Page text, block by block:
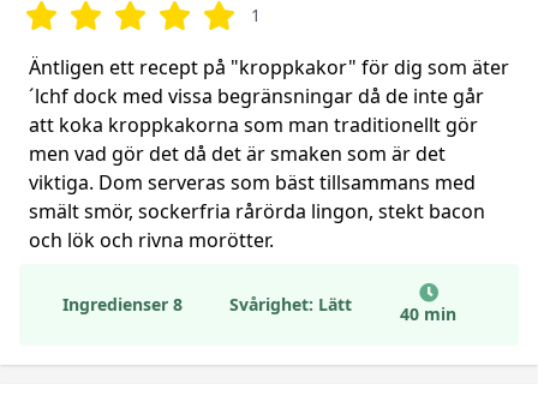
1
Äntligen ett recept på "kroppkakor" för dig som äter
´lchf dock med vissa begränsningar då de inte går
att koka kroppkakorna som man traditionellt gör
men vad gör det då det är smaken som är det
viktiga. Dom serveras som bäst tillsammans med
smält smör, sockerfria rårörda lingon, stekt bacon
och lök och rivna morötter.
Ingredienser 8 Svårighet: Lätt 40 min